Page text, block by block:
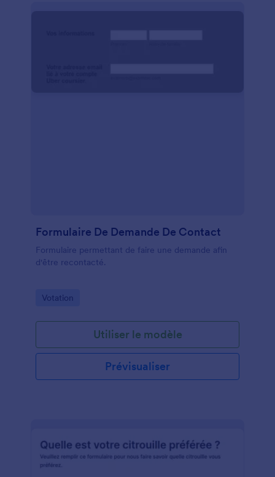
Formulaire De Demande De Contact
Formulaire permettant de faire une demande afin
d'être recontacté.
Go to Category:
Votation
Utiliser le modèle
Prévisualiser